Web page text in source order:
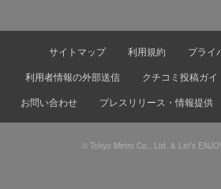
サイトマップ 利用規約
プライ
利用者情報の外部送信
クチコミ投稿ガイ
お問い合わせ
プレスリリース・情報提供
© Tokyo Metro Co., Ltd. & Let’s